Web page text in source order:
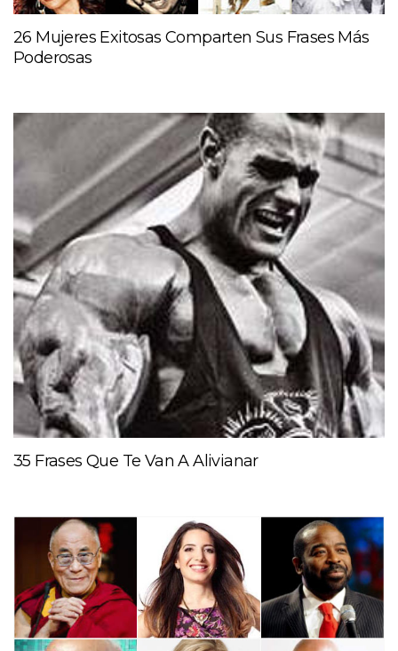
26 Mujeres Exitosas Comparten Sus Frases Más
Poderosas
35 Frases Que Te Van A Alivianar